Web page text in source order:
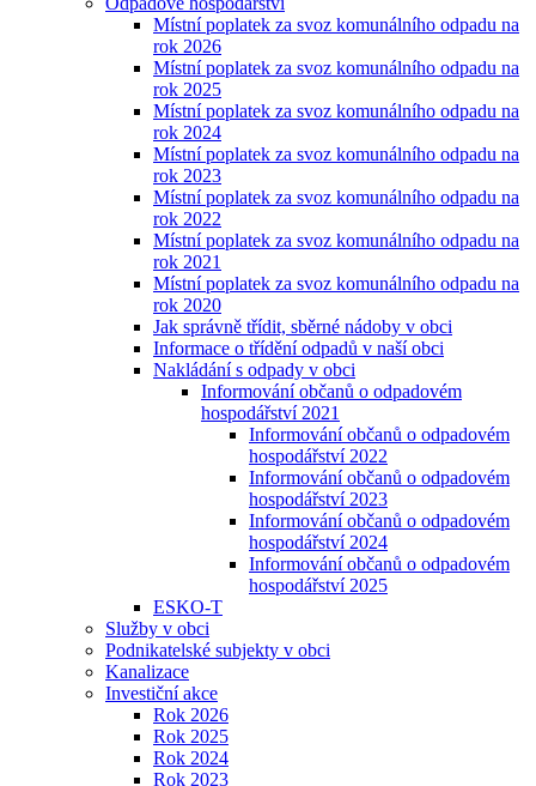
Místní poplatek za svoz komunálního odpadu na
rok 2026
Místní poplatek za svoz komunálního odpadu na
rok 2025
Místní poplatek za svoz komunálního odpadu na
rok 2024
Místní poplatek za svoz komunálního odpadu na
rok 2023
Místní poplatek za svoz komunálního odpadu na
rok 2022
Místní poplatek za svoz komunálního odpadu na
rok 2021
Místní poplatek za svoz komunálního odpadu na
rok 2020
Jak správně třídit, sběrné nádoby v obci
Informace o třídění odpadů v naší obci
Nakládání s odpady v obci
Informování občanů o odpadovém
hospodářství 2021
Informování občanů o odpadovém
hospodářství 2022
Informování občanů o odpadovém
hospodářství 2023
Informování občanů o odpadovém
hospodářství 2024
Informování občanů o odpadovém
hospodářství 2025
ESKO-T
Služby v obci
Podnikatelské subjekty v obci
Kanalizace
Investiční akce
Rok 2026
Rok 2025
Rok 2024
Rok 2023